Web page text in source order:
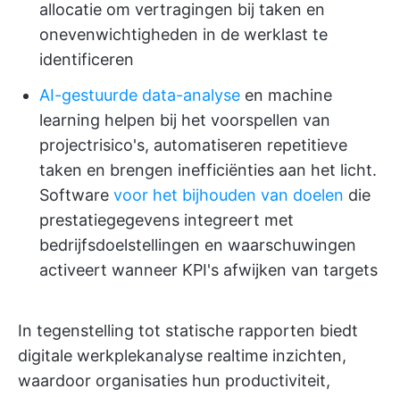
allocatie om vertragingen bij taken en
onevenwichtigheden in de werklast te
identificeren
AI-gestuurde data-analyse en machine
learning helpen bij het voorspellen van
projectrisico's, automatiseren repetitieve
taken en brengen inefficiënties aan het licht.
Software voor het bijhouden van doelen die
prestatiegegevens integreert met
bedrijfsdoelstellingen en waarschuwingen
activeert wanneer KPI's afwijken van targets
In tegenstelling tot statische rapporten biedt
digitale werkplekanalyse realtime inzichten,
waardoor organisaties hun productiviteit,